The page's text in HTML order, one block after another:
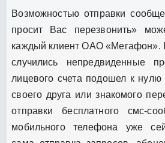
Возможностью отправки
просит Вас перезвонить»
каждый клиент ОАО «Мегафон».
случились непредвиденные
лицевого счета подошел к нулю
своего друга или знакомого
отправки бесплатного смс-
мобильного телефона уже